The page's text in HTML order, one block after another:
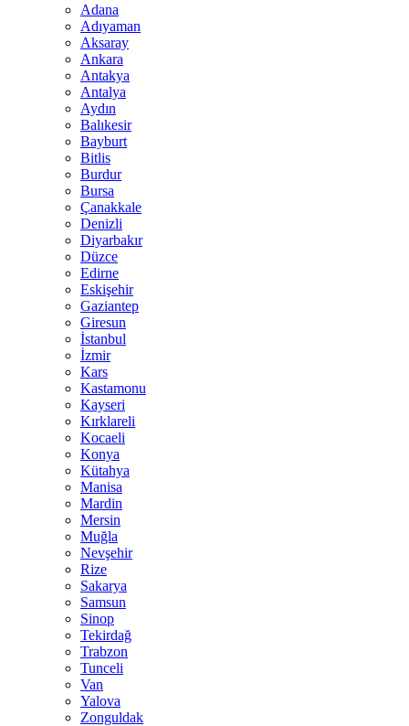
Adana
Adıyaman
Aksaray
Ankara
Antakya
Antalya
Aydın
Balıkesir
Bayburt
Bitlis
Burdur
Bursa
Çanakkale
Denizli
Diyarbakır
Düzce
Edirne
Eskişehir
Gaziantep
Giresun
İstanbul
İzmir
Kars
Kastamonu
Kayseri
Kırklareli
Kocaeli
Konya
Kütahya
Manisa
Mardin
Mersin
Muğla
Nevşehir
Rize
Sakarya
Samsun
Sinop
Tekirdağ
Trabzon
Tunceli
Van
Yalova
Zonguldak